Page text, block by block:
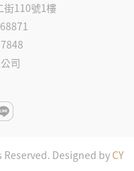
街110號1樓
司
Reserved. Designed byCY